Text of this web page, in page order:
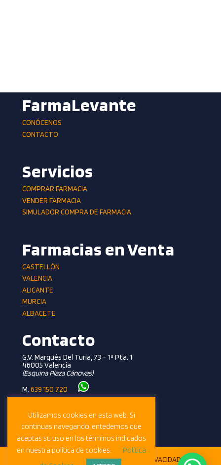
FarmaLevante
CONÓCENOS
CONTACTO
Servicios
COMPRAR FARMACIA
VENDER FARMACIA
SIMULADOR COMPRA DE FARMACIA
Farmacias en Venta
CASTELLÓN
VALENCIA
ALICANTE
MURCIA
ALBACETE
Contacto
G.V. Marqués Del Turia, 73 – 1º Pta. 1
46005 Valencia
(esquina Plaza Cánovas)
M. 639 150 720
info@farmalevante.com
© FarmaLevante 2024 |POLÍTICA PRIVACIDAD|
Utilizamos cookies en esta web. Si
continuas navegando, entedemos que
aceptas su uso en los términos indicados
en nuestra política de cookies.
Política